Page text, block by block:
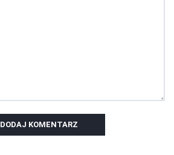
DODAJ KOMENTARZ